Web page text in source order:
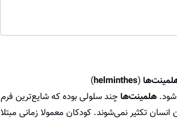
(
helminthes
)
هلمینت‌هاچند سلولی بوده که شایع‌ترین فرم
تکثیر نمی‌شوند. کودکان معمولا زمانی مبتلا